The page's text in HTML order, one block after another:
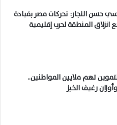
حسن النجار: تحركات مصر بقيادة
المنطقة لحرب إقليمية
تهم ملايين المواطنين..
رغيف الخبز